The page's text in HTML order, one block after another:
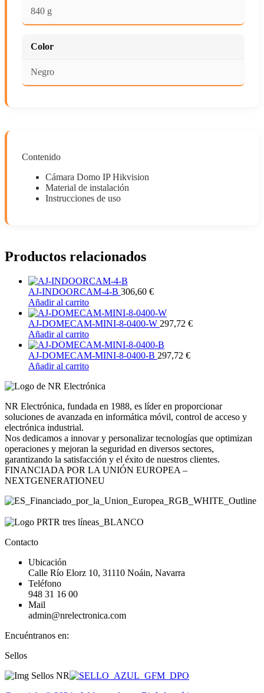
840 g
Color
Negro
Contenido
Cámara Domo IP Hikvision
Material de instalación
Instrucciones de uso
Productos relacionados
AJ-INDOORCAM-4-B 306,60 €
Añadir al carrito
AJ-DOMECAM-MINI-8-0400-W 297,72 €
Añadir al carrito
AJ-DOMECAM-MINI-8-0400-B 297,72 €
Añadir al carrito
NR Electrónica, fundada en 1988, es líder en proporcionar
soluciones de avanzada en informática móvil, control de acceso y
electrónica industrial.
Nos dedicamos a innovar y personalizar tecnologías que optimizan
operaciones y mejoran la seguridad en diversos sectores,
garantizando la satisfacción y el éxito de nuestros clientes.
FINANCIADA POR LA UNIÓN EUROPEA –
NEXTGENERATIONEU
Contacto
Ubicación
Calle Río Elorz 10, 31110 Noáin, Navarra
Teléfono
948 31 16 00
Mail
admin@nrelectronica.com
Encuéntranos en:
Facebook
opens
Linkedin
opens
Instagram
opens
Sellos